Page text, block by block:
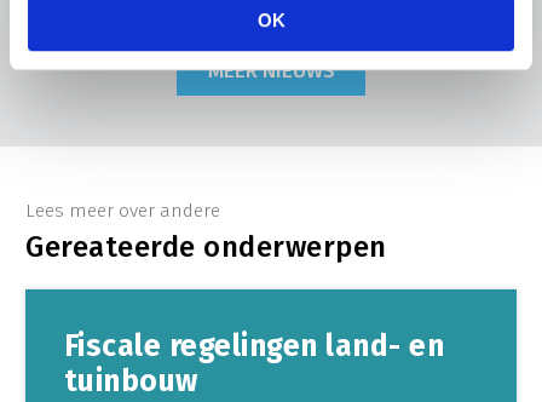
OK
MEER NIEUWS
Lees meer over andere
Gereateerde onderwerpen
Fiscale regelingen land- en
tuinbouw